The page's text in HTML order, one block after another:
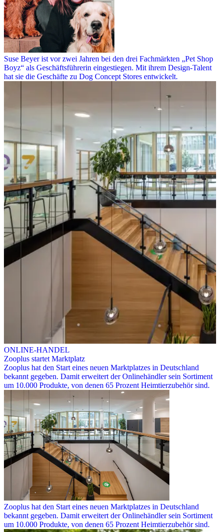
Suse Beyer ist vor zwei Jahren bei den drei Fachmärkten „Pet Shop
Boyz“ als Geschäftsführerin eingestiegen. Mit ihrem Design-Talent
hat sie die Geschäfte zu Dog Concept Stores entwickelt.
ONLINE-HANDEL
Zooplus startet Marktplatz
Zooplus hat den Start eines neuen Marktplatzes in Deutschland
bekannt gegeben. Damit erweitert der Onlinehändler sein Sortiment
um 10.000 Produkte, von denen 65 Prozent Heimtierzubehör sind.
Zooplus hat den Start eines neuen Marktplatzes in Deutschland
bekannt gegeben. Damit erweitert der Onlinehändler sein Sortiment
um 10.000 Produkte, von denen 65 Prozent Heimtierzubehör sind.